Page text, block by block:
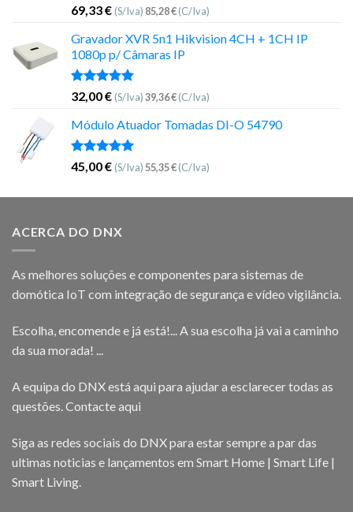
Avaliação
5.00
de 5
69,33€ (S/Iva) 85,28€(C/Iva)
Gravador XVR 5n1 Hikvision 4CH + 1CH IP
1080p p/ Câmaras IP
Avaliação
5.00
de 5
32,00€ (S/Iva)39,36€(C/Iva)
Módulo Atuador Tomadas DI-O 54790
Avaliação
5.00
de 5
45,00€ (S/Iva)55,35€(C/Iva)
ACERCA DO DNX
As melhores soluções e componentes para sistemas de
domótica IoT com integração de segurança e vídeo vigilância.
Escolha, encomende e já está!... A sua escolha já vai a caminho
da sua morada! ...
A equipa do DNX está aqui para ajudar a esclarecer todas as
questões. Contacte aqui
Siga as redes sociais do DNX para estar sempre a par das
ultimas noticias e lançamentos em Smart Home | Smart Life |
Smart Living.